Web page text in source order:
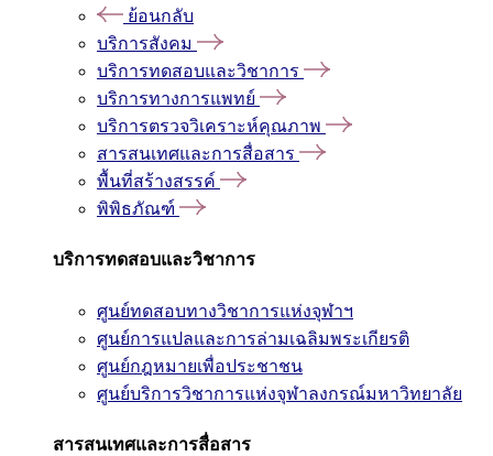
ย้อนกลับ
บริการสังคม
บริการทดสอบและวิชาการ
บริการทางการแพทย์
บริการตรวจวิเคราะห์คุณภาพ
สารสนเทศและการสื่อสาร
พื้นที่สร้างสรรค์
พิพิธภัณฑ์
บริการทดสอบและวิชาการ
ศูนย์ทดสอบทางวิชาการแห่งจุฬาฯ
ศูนย์การแปลและการล่ามเฉลิมพระเกียรติ
ศูนย์กฎหมายเพื่อประชาชน
ศูนย์บริการวิชาการแห่งจุฬาลงกรณ์มหาวิทยาลัย
สารสนเทศและการสื่อสาร